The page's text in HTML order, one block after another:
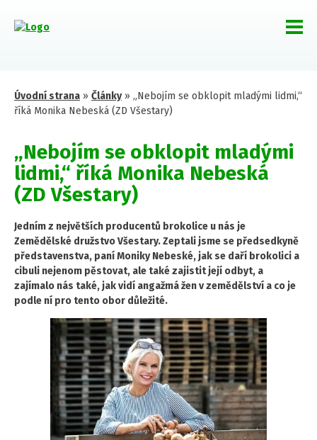
Úvodní strana » Články» „Nebojím se obklopit mladými lidmi,“
říká Monika Nebeská (ZD Všestary)
„Nebojím se obklopit mladými
lidmi,“ říká Monika Nebeská
(ZD Všestary)
Jedním z největších producentů brokolice u nás je
Zemědělské družstvo Všestary. Zeptali jsme se předsedkyně
představenstva, paní Moniky Nebeské, jak se daří brokolici a
cibuli nejenom pěstovat, ale také zajistit její odbyt, a
zajímalo nás také, jak vidí angažmá žen v zemědělství a co je
podle ní pro tento obor důležité.